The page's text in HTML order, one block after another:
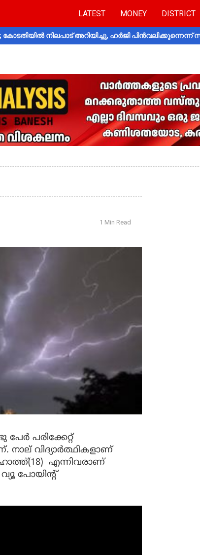
LATEST MONEY DISTRICT
നിലപാട് അറിയിച്ചു, ഹർജി പിൻവലിക്കുന്നെന്ന്
1 Min Read
പേർ പരിക്കേറ്റ്
വിദ്യാർത്ഥികളാണ്
എന്നിവരാണ്
വ്യൂ പോയിന്‍റ്